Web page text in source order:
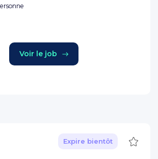
Voir le job
Expire bientôt